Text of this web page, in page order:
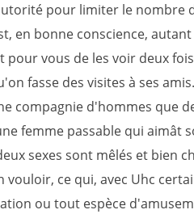
pour limiter le nombre
en bonne conscience,
pour vous de les voir deux
fasse des visites à ses amis.
compagnie d'hommes que
femme passable qui aimât
sexes sont mêlés et bien
vouloir, ce qui, avec Uhc
ou tout espèce